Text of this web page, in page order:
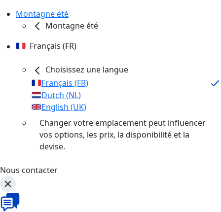
Montagne été
Montagne été
Français (FR)
Choisissez une langue
Français (FR)
Dutch (NL)
English (UK)
Changer votre emplacement peut influencer
vos options, les prix, la disponibilité et la
devise.
Nous contacter